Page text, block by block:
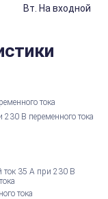
Вт. На входной
тока
230 В переменного тока
ток 35 А при 230 В
тока